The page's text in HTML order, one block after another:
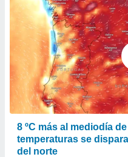
8 ºC más al mediodía
temperaturas se
del norte